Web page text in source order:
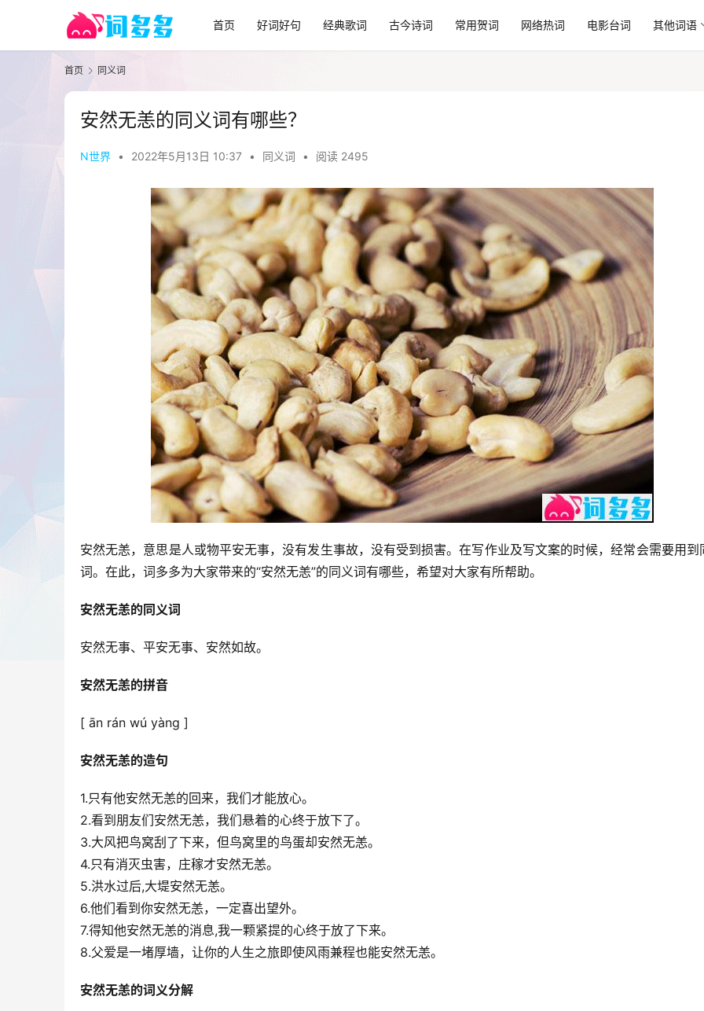
首页 好词好句 经典歌词 古今诗词 常用贺词 网络热词 电影台词 其他词语
首页 同义词
安然无恙的同义词有哪些？
N世界 • 2022年5月13日 10:37 • 同义词 • 阅读 2495
安然无恙，意思是人或物平安无事，没有发生事故，没有受到损害。在写作业及写文案的时候，经常会需要用到
词。在此，词多多为大家带来的“安然无恙”的同义词有哪些，希望对大家有所帮助。
安然无恙的同义词
安然无事、平安无事、安然如故。
安然无恙的拼音
[ ān rán wú yàng ]
安然无恙的造句
1.只有他安然无恙的回来，我们才能放心。
2.看到朋友们安然无恙，我们悬着的心终于放下了。
3.大风把鸟窝刮了下来，但鸟窝里的鸟蛋却安然无恙。
4.只有消灭虫害，庄稼才安然无恙。
5.洪水过后,大堤安然无恙。
6.他们看到你安然无恙，一定喜出望外。
7.得知他安然无恙的消息,我一颗紧提的心终于放了下来。
8.父爱是一堵厚墙，让你的人生之旅即使风雨兼程也能安然无恙。
安然无恙的词义分解